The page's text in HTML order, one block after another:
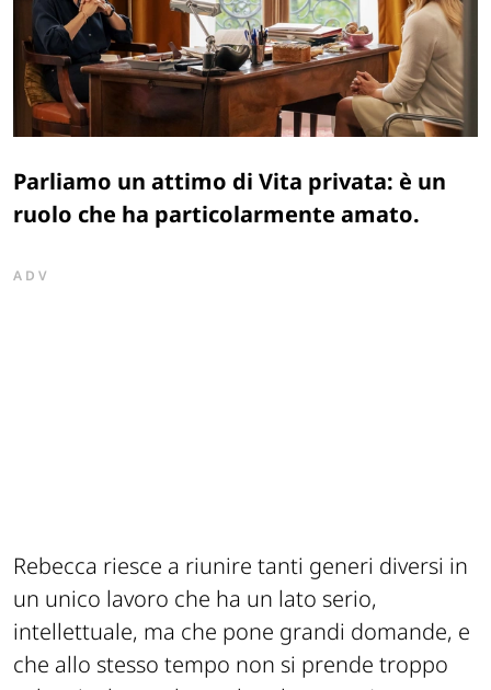
Parliamo un attimo di Vita privata: è un
ruolo che ha particolarmente amato.
ADV
Rebecca riesce a riunire tanti generi diversi in
un unico lavoro che ha un lato serio,
intellettuale, ma che pone grandi domande, e
che allo stesso tempo non si prende troppo